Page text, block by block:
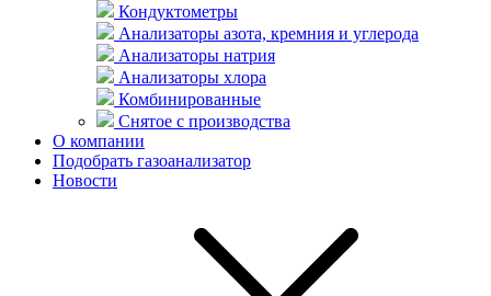
Кондуктометры
Анализаторы азота, кремния и углерода
Анализаторы натрия
Анализаторы хлора
Комбинированные
Снятое с производства
О компании
Подобрать газоанализатор
Новости